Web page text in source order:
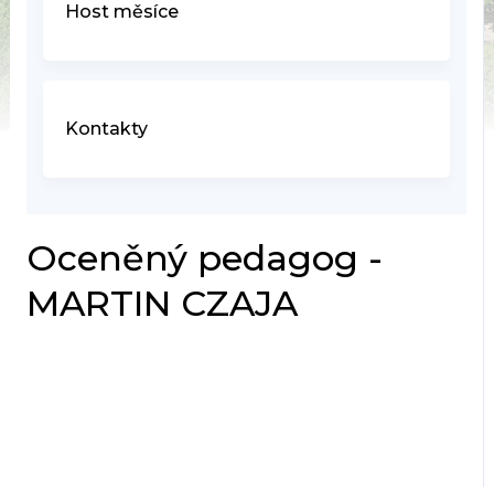
Host měsíce
Kontakty
Oceněný pedagog -
MARTIN CZAJA